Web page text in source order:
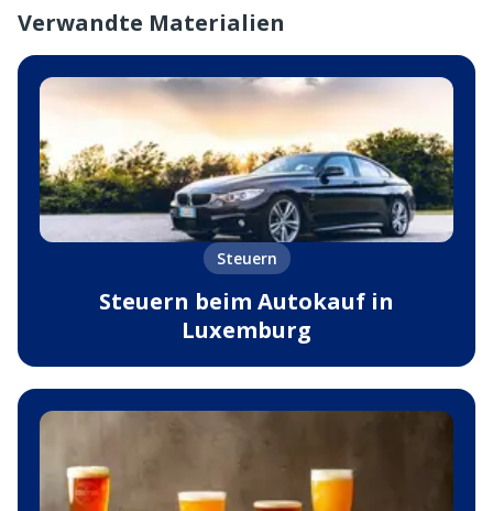
Verwandte Materialien
Steuern
Steuern beim Autokauf in
Luxemburg